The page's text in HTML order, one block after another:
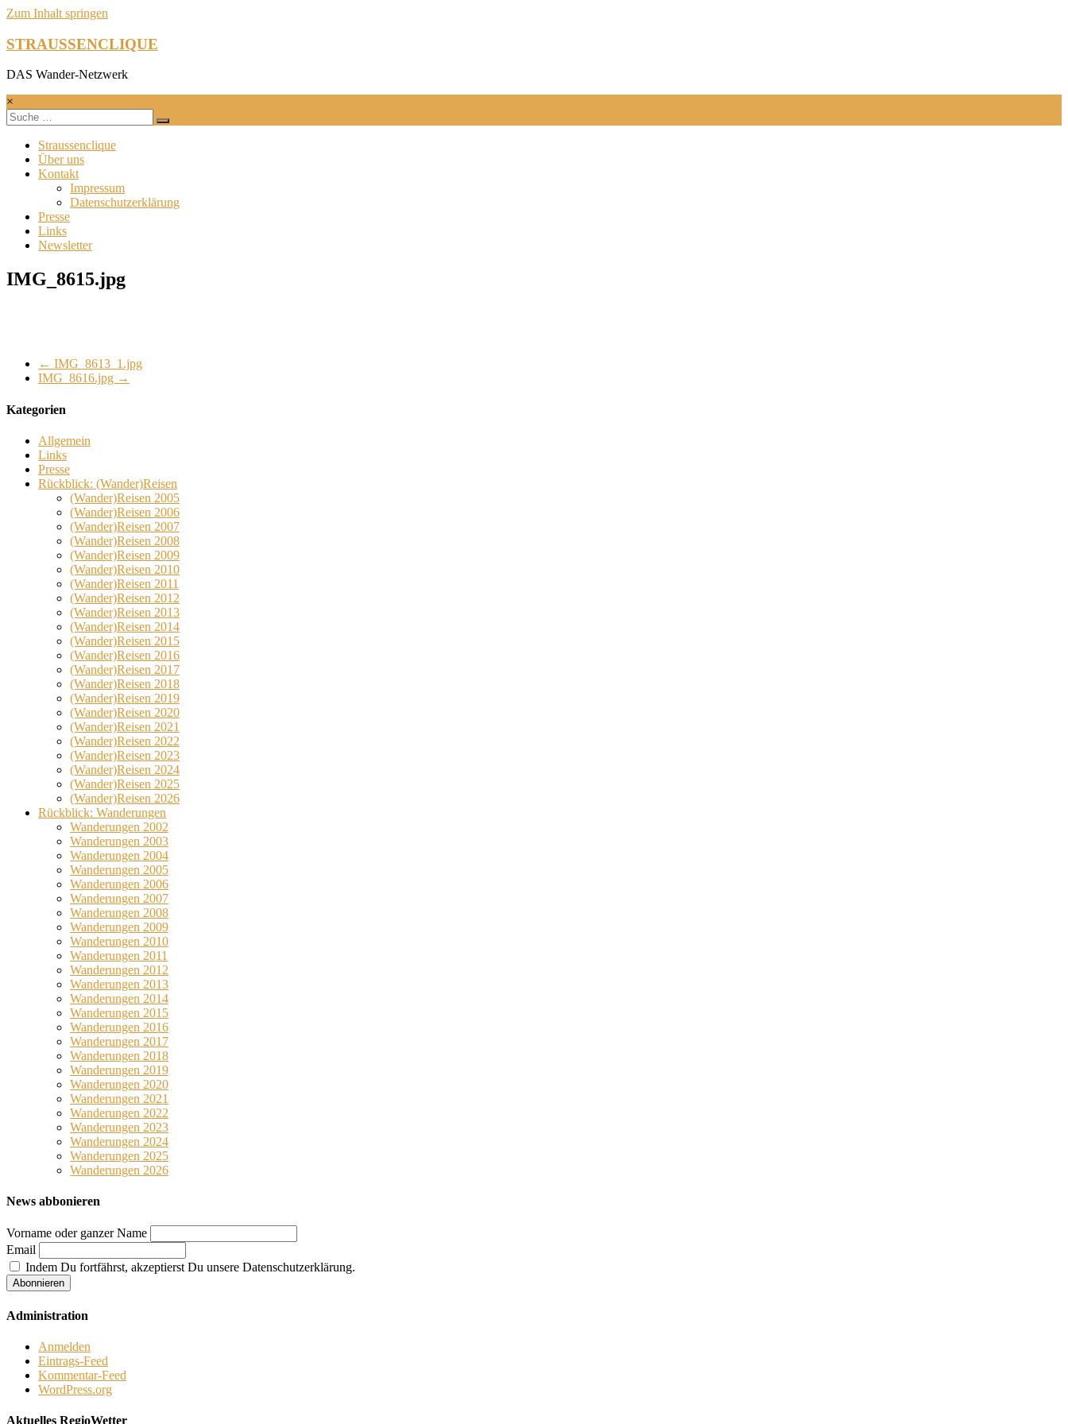
Zum Inhalt springen
STRAUSSENCLIQUE
DAS Wander-Netzwerk
×
Straussenclique
Über uns
Kontakt
Impressum
Datenschutzerklärung
Presse
Links
Newsletter
IMG_8615.jpg
← IMG_8613_1.jpg
IMG_8616.jpg →
Kategorien
Allgemein
Links
Presse
Rückblick: (Wander)Reisen
(Wander)Reisen 2005
(Wander)Reisen 2006
(Wander)Reisen 2007
(Wander)Reisen 2008
(Wander)Reisen 2009
(Wander)Reisen 2010
(Wander)Reisen 2011
(Wander)Reisen 2012
(Wander)Reisen 2013
(Wander)Reisen 2014
(Wander)Reisen 2015
(Wander)Reisen 2016
(Wander)Reisen 2017
(Wander)Reisen 2018
(Wander)Reisen 2019
(Wander)Reisen 2020
(Wander)Reisen 2021
(Wander)Reisen 2022
(Wander)Reisen 2023
(Wander)Reisen 2024
(Wander)Reisen 2025
(Wander)Reisen 2026
Rückblick: Wanderungen
Wanderungen 2002
Wanderungen 2003
Wanderungen 2004
Wanderungen 2005
Wanderungen 2006
Wanderungen 2007
Wanderungen 2008
Wanderungen 2009
Wanderungen 2010
Wanderungen 2011
Wanderungen 2012
Wanderungen 2013
Wanderungen 2014
Wanderungen 2015
Wanderungen 2016
Wanderungen 2017
Wanderungen 2018
Wanderungen 2019
Wanderungen 2020
Wanderungen 2021
Wanderungen 2022
Wanderungen 2023
Wanderungen 2024
Wanderungen 2025
Wanderungen 2026
News abbonieren
Vorname oder ganzer Name
Email
Indem Du fortfährst, akzeptierst Du unsere Datenschutzerklärung.
Administration
Anmelden
Eintrags-Feed
Kommentar-Feed
WordPress.org
Aktuelles RegioWetter